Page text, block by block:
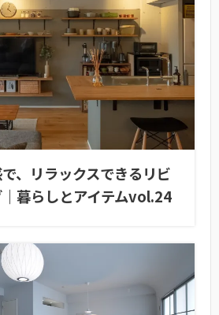
、リラックスできるリビ
暮らしとアイテムvol.24